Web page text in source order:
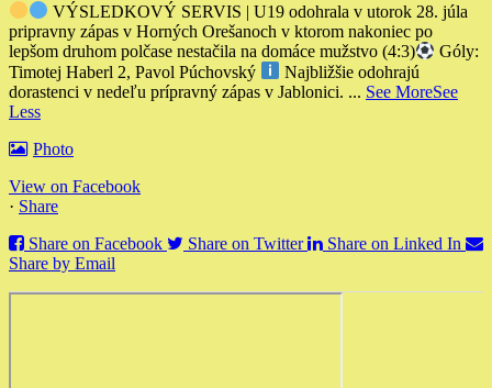
VÝSLEDKOVÝ SERVIS | U19 odohrala v utorok 28. júla
pripravny zápas v Horných Orešanoch v ktorom nakoniec po
lepšom druhom polčase nestačila na domáce mužstvo (4:3)
Góly:
Timotej Haberl 2, Pavol Púchovský
Najbližšie odohrajú
dorastenci v nedeľu prípravný zápas v Jablonici. ... See MoreSee
Less
Photo
View on Facebook
· Share
Share on Facebook
Share on Twitter
Share on Linked In
Share by Email